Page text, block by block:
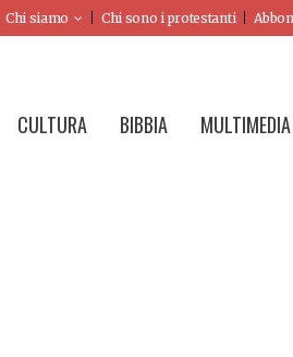
Chi siamo Chi sono i protestanti
CULTURA BIBBIA MULTIMEDIA